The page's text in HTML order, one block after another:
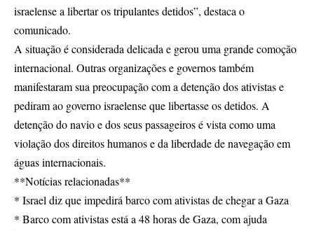
israelense a libertar os tripulantes detidos”, destaca o
comunicado.
A situação é considerada delicada e gerou uma grande comoção
internacional. Outras organizações e governos também
manifestaram sua preocupação com a detenção dos ativistas e
pediram ao governo israelense que libertasse os detidos. A
detenção do navio e dos seus passageiros é vista como uma
violação dos direitos humanos e da liberdade de navegação em
águas internacionais.
**Notícias relacionadas**
* Israel diz que impedirá barco com ativistas de chegar a Gaza
* Barco com ativistas está a 48 horas de Gaza, com ajuda